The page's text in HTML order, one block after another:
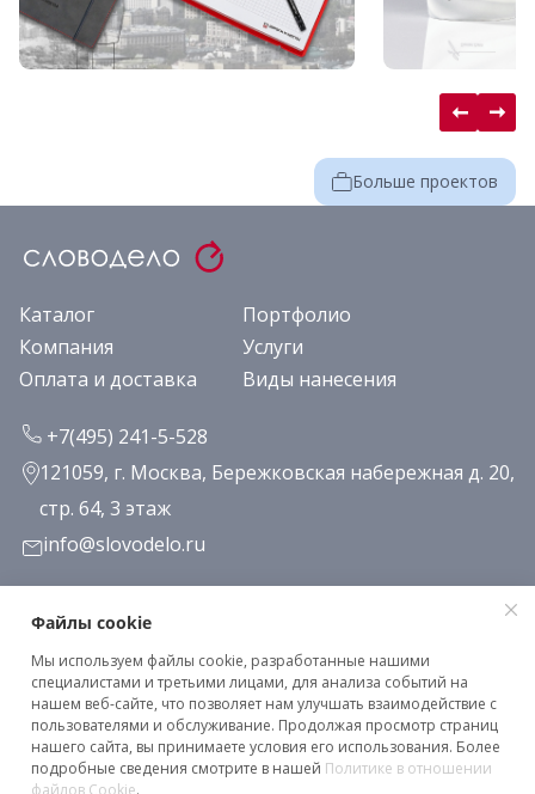
Больше проектов
Каталог
Портфолио
Компания
Услуги
Оплата и доставка
Виды нанесения
+7(495) 241-5-528
121059, г. Москва, Бережковская набережная д. 20,
стр. 64, 3 этаж
info@slovodelo.ru
Заказать звонок
Подписаться на рассылку
Клиентское соглашение
Файлы cookie
Мы используем файлы cookie, разработанные нашими
специалистами и третьими лицами, для анализа событий на
нашем веб-сайте, что позволяет нам улучшать взаимодействие с
пользователями и обслуживание. Продолжая просмотр страниц
нашего сайта, вы принимаете условия его использования. Более
подробные сведения смотрите в нашей Политике в отношении
файлов Cookie.